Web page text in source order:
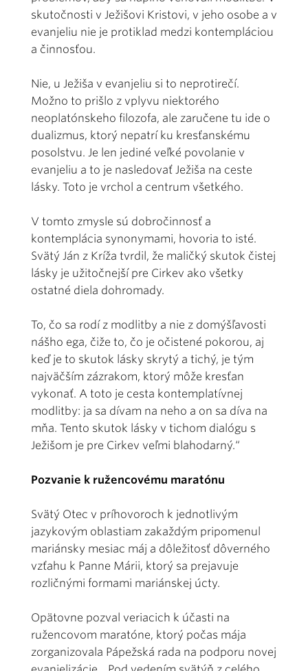
skutočnosti v Ježišovi Kristovi, v jeho osobe a v
evanjeliu nie je protiklad medzi kontempláciou
a činnosťou.
Nie, u Ježiša v evanjeliu si to neprotirečí.
Možno to prišlo z vplyvu niektorého
neoplatónskeho filozofa, ale zaručene tu ide o
dualizmus, ktorý nepatrí ku kresťanskému
posolstvu. Je len jediné veľké povolanie v
evanjeliu a to je nasledovať Ježiša na ceste
lásky. Toto je vrchol a centrum všetkého.
V tomto zmysle sú dobročinnosť a
kontemplácia synonymami, hovoria to isté.
Svätý Ján z Kríža tvrdil, že maličký skutok čistej
lásky je užitočnejší pre Cirkev ako všetky
ostatné diela dohromady.
To, čo sa rodí z modlitby a nie z domýšľavosti
nášho ega, čiže to, čo je očistené pokorou, aj
keď je to skutok lásky skrytý a tichý, je tým
najväčším zázrakom, ktorý môže kresťan
vykonať. A toto je cesta kontemplatívnej
modlitby: ja sa dívam na neho a on sa díva na
mňa. Tento skutok lásky v tichom dialógu s
Ježišom je pre Cirkev veľmi blahodarný.“
Pozvanie k ružencovému maratónu
Svätý Otec v príhovoroch k jednotlivým
jazykovým oblastiam zakaždým pripomenul
mariánsky mesiac máj a dôležitosť dôverného
vzťahu k Panne Márii, ktorý sa prejavuje
rozličnými formami mariánskej úcty.
Opätovne pozval veriacich k účasti na
ružencovom maratóne, ktorý počas mája
zorganizovala Pápežská rada na podporu novej